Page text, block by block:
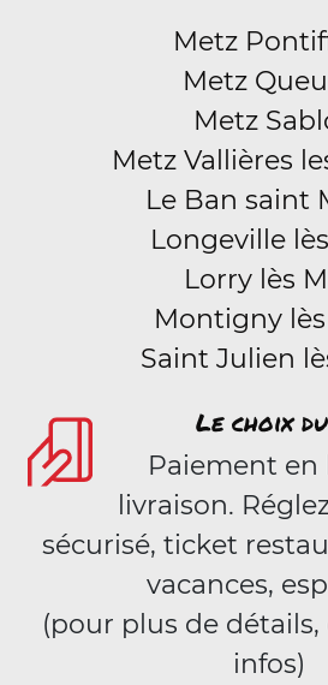
Metz
Metz
Metz
Metz Vallières
Le Ban saint
Longeville
Lorry lès
Montigny
Saint Julien
Le choix
Paiement en
livraison.
sécurisé, ticket
vacances,
(pour plus de détails,
infos)